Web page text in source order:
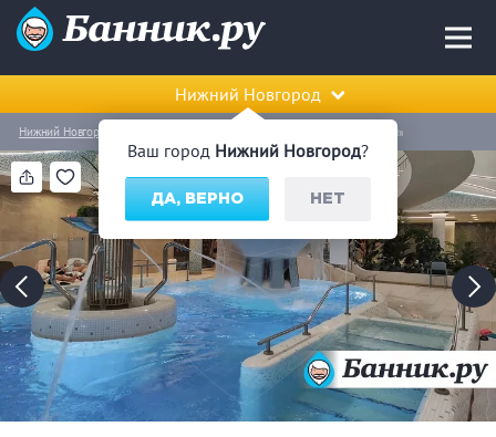
Ваш город Нижний Новгород?
ДА, ВЕРНО НЕТ
Нижний Новгород
Нижний Новгород Банный комплекс «Океанис Термы»